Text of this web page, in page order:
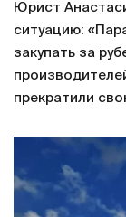
Юрист
ситуацию:
закупать за
прекратили